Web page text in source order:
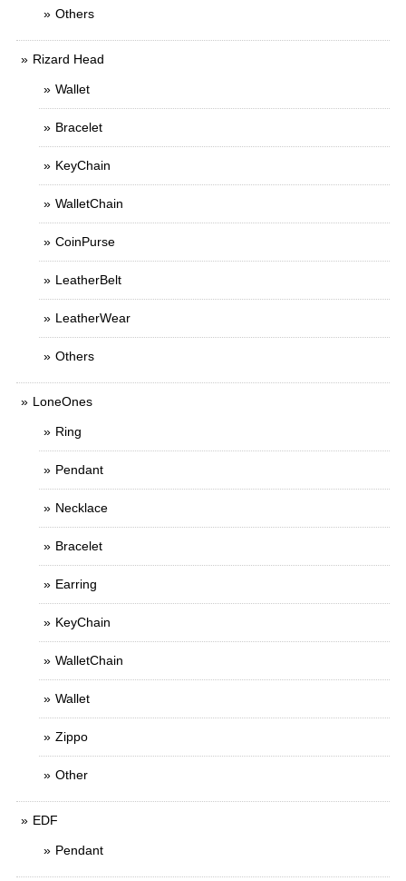
Others
Rizard Head
Wallet
Bracelet
KeyChain
WalletChain
CoinPurse
LeatherBelt
LeatherWear
Others
LoneOnes
Ring
Pendant
Necklace
Bracelet
Earring
KeyChain
WalletChain
Wallet
Zippo
Other
EDF
Pendant